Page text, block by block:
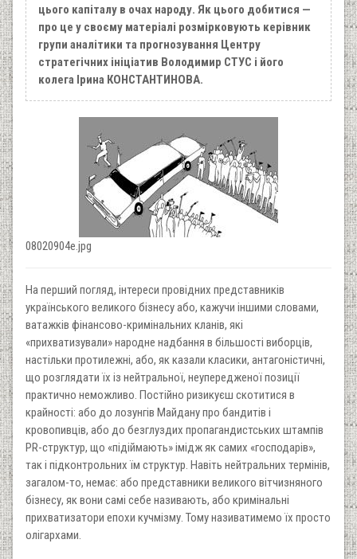
цього капіталу в очах народу. Як цього добитися —
про це у своєму матеріалі розмірковують керівник
групи аналітики та прогнозування Центру
стратегічних ініціатив Володимир СТУС і його
колега Ірина КОНСТАНТИНОВА.
08020904e.jpg
На перший погляд, інтереси провідних представників
українського великого бізнесу або, кажучи іншими словами,
ватажків фінансово-кримінальних кланів, які
«прихватизували» народне надбання в більшості виборців,
настільки протилежні, або, як казали класики, антагоністичні,
що розглядати їх із нейтральної, неупередженої позиції
практично неможливо. Постійно ризикуєш скотитися в
крайності: або до лозунгів Майдану про бандитів і
кровопивців, або до безглуздих пропагандистських штампів
PR-структур, що «підіймають» імідж як самих «господарів»,
так і підконтрольних їм структур. Навіть нейтральних термінів,
загалом-то, немає: або представники великого вітчизняного
бізнесу, як вони самі себе називають, або кримінальні
прихватизатори епохи кучмізму. Тому називатимемо їх просто
олігархами.